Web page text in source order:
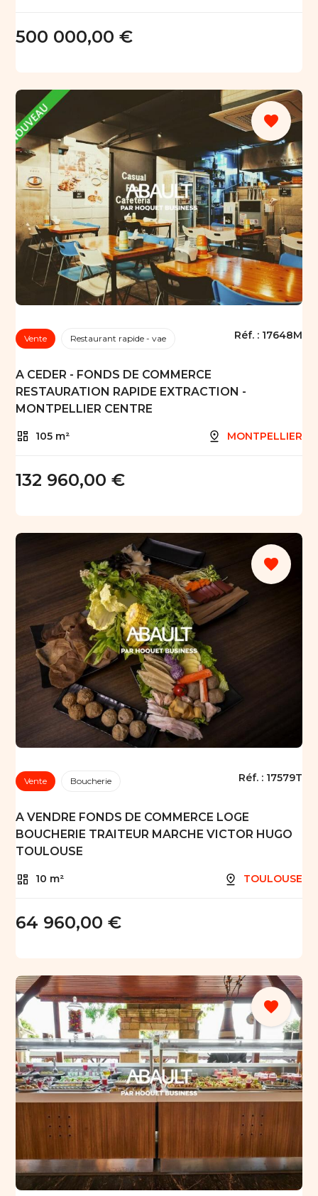
500 000,00 €
favorite
Vente Restaurant rapide - vae Réf. : 17648M
A CEDER - FONDS DE COMMERCE
RESTAURATION RAPIDE EXTRACTION -
MONTPELLIER CENTRE
105 m² MONTPELLIER
132 960,00 €
favorite
Vente Boucherie Réf. : 17579T
A VENDRE FONDS DE COMMERCE LOGE
BOUCHERIE TRAITEUR MARCHE VICTOR HUGO
TOULOUSE
10 m² TOULOUSE
64 960,00 €
favorite